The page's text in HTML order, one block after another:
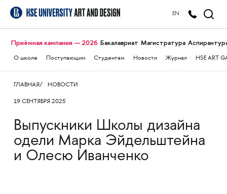
EN
Приёмная кампания — 2026 Бакалавриат Магистратура
О школе Поступающим Студентам Новости Журнал HSE ART
ГЛАВНАЯ НОВОСТИ
19 СЕНТЯБРЯ 2025
Выпускники Школы дизайна
одели Марка Эйдельштейна
и Олесю Иванченко